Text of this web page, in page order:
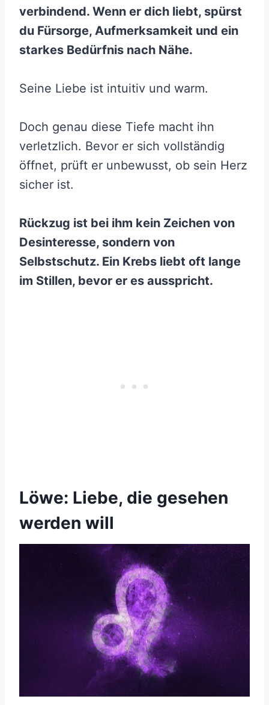
verbindend. Wenn er dich liebt, spürst
du Fürsorge, Aufmerksamkeit und ein
starkes Bedürfnis nach Nähe.
Seine Liebe ist intuitiv und warm.
Doch genau diese Tiefe macht ihn
verletzlich. Bevor er sich vollständig
öffnet, prüft er unbewusst, ob sein Herz
sicher ist.
Rückzug ist bei ihm kein Zeichen von
Desinteresse, sondern von
Selbstschutz. Ein Krebs liebt oft lange
im Stillen, bevor er es ausspricht.
Löwe: Liebe, die gesehen
werden will